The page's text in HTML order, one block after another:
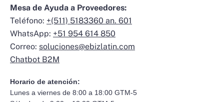
Mesa de Ayuda a Proveedores:
Teléfono: +(511) 5183360 an. 601
WhatsApp: +51 954 614 850
Correo: soluciones@ebizlatin.com
Chatbot B2M
Horario de atención:
Lunes a viernes de 8:00 a 18:00 GTM-5